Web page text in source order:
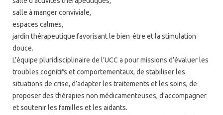
salle à manger conviviale,
espaces calmes,
jardin thérapeutique favorisant le bien‑être et la stimulation
douce.
L’équipe pluridisciplinaire de l’UCC a pour missions d’évaluer les
troubles cognitifs et comportementaux, de stabiliser les
situations de crise, d’adapter les traitements et les soins, de
proposer des thérapies non médicamenteuses, d’accompagner
et soutenir les familles et les aidants.